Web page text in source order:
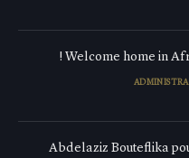
Welcome home in
« Abdelaziz Bouteflika